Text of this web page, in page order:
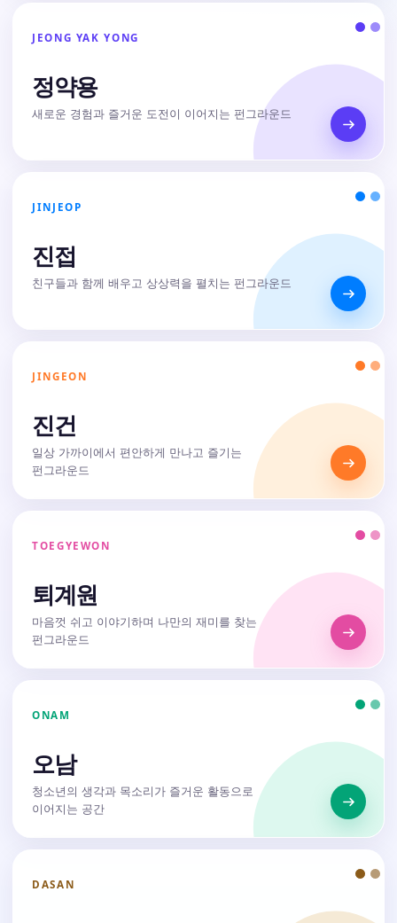
JEONG YAK YONG
정약용
새로운 경험과 즐거운 도전이 이어지는 펀그라운드
JINJEOP
진접
친구들과 함께 배우고 상상력을 펼치는 펀그라운드
JINGEON
진건
일상 가까이에서 편안하게 만나고 즐기는
펀그라운드
TOEGYEWON
퇴계원
마음껏 쉬고 이야기하며 나만의 재미를 찾는
펀그라운드
ONAM
오남
청소년의 생각과 목소리가 즐거운 활동으로
이어지는 공간
DASAN